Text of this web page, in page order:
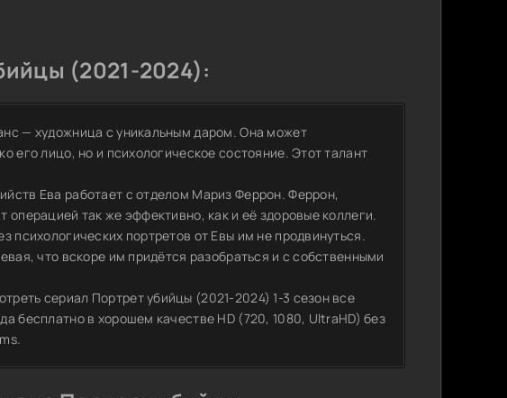
(2021-2024):
— художница с уникальным даром. Она может
его лицо, но и психологическое состояние. Этот талант
Ева работает с отделом Мариз Феррон. Феррон,
операцией так же эффективно, как и её здоровые коллеги.
психологических портретов от Евы им не продвинуться.
что вскоре им придётся разобраться и с собственными
сериал Портрет убийцы (2021-2024) 1-3 сезон все
бесплатно в хорошем качестве HD (720, 1080, UltraHD) без